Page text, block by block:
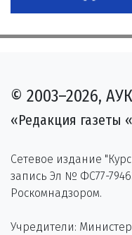
© 2003–2026,
«Редакция газеты
Сетевое издание
запись Эл № ФС77-
Роскомнадзором.
Учредители: